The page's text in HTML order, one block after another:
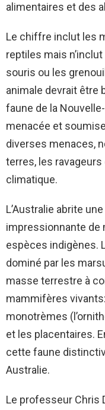
alimentaires et des
Le chiffre inclut les
reptiles mais
souris ou les
animale devrait être
faune de la
menacée et
diverses menaces,
terres, les
climatique.
L’Australie abrite
impressionnante de
espèces indigènes.
dominé par les
masse terrestre à
mammifères
monotrèmes
et les placentaires.
cette faune
Australie.
Le professeur Chris